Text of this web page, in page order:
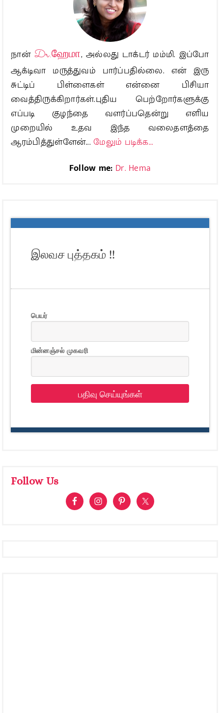
நான்Dr.ஹேமா, அல்லது டாக்டர் மம்மி. இப்போ
ஆக்டிவா மருத்துவம் பார்ப்பதில்லை. என் இரு
சுட்டிப் பிள்ளைகள் என்னை பிசியா
வைத்திருக்கிறார்கள்.புதிய பெற்றோர்களுக்கு
எப்படி குழந்தை வளர்ப்பதென்று எளிய
முறையில் உதவ இந்த வலைதளத்தை
ஆரம்பித்துள்ளேன்...மேலும் படிக்க...
Follow me: Dr. Hema
இலவச புத்தகம் !!
பெயர்
மின்னஞ்சல் முகவரி
பதிவு செய்யுங்கள்
Follow Us